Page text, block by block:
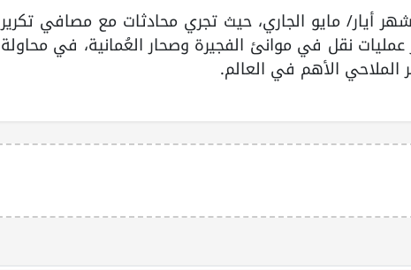
أيار/ مايو الجاري، حيث تجري محادثات مع مصافي تكرير
نقل في موانئ الفجيرة وصحار العُمانية، في محاولة
الأهم في العالم.